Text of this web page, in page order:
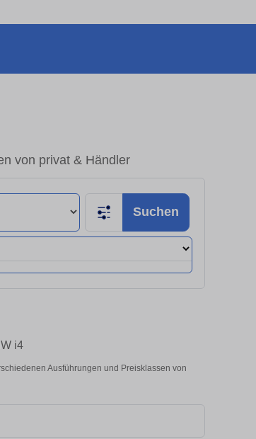
von privat & Händler
Suchen
i4
Ausführungen und Preisklassen von